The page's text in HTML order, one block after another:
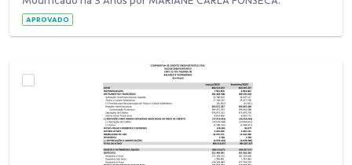
APROVADO